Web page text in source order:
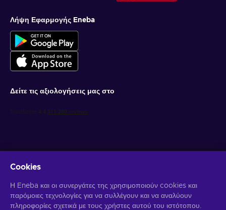
Λήψη Εφαρμογής Eneba
Δείτε τις αξιολογήσεις μας στο
Λάβετε προσωποποιημένες προσφορές για παιχνίδια
Γραφτείτε συνδρομητής
Cookies
Η Eneba και οι συνεργάτες της χρησιμοποιούν cookies και
παρόμοιες τεχνολογίες για να συλλέγουν και να αναλύουν
πληροφορίες σχετικά με τους χρήστες αυτού του ιστότοπου.